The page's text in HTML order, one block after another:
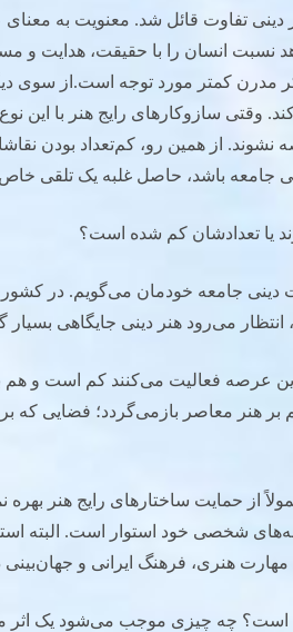
دینی تفاوت قائل شد. معنویت به معنای
نسبت انسان را با حقیقت، هدایت و
مدرن کمتر مورد توجه است.از سوی
وقتی سازوکارهای رایج هنر با این
نشوند. از همین رو، کم‌تعداد بودن
باشد، حاصل غلبه یک تلقی
یا تعدادشان کم شده است؟
دینی جامعه خودمان می‌گویم. در
می‌رود هنر دینی جایگاهی بسیار
این عرصه فعالیت می‌کنند کم است و هم
هنر معاصر بازمی‌گردد؛ فضایی که
از حمایت ساختارهای رایج هنر
شخصی خود استوار است. البته
هنری، فرهنگ ایرانی و جهان‌بینی
است؟ چه چیزی موجب می‌شود یک اثر